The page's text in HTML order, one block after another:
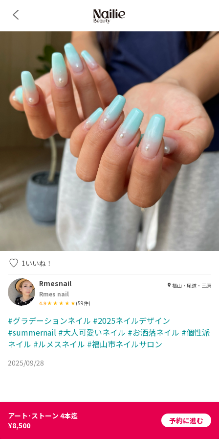
1いいね！
Rmesnail
Rmes nail
4.9 (59件)
福山・尾道・三原
#グラデーションネイル #2025ネイルデザイン
#summernail #大人可愛いネイル #お洒落ネイル #個性派
ネイル #ルメスネイル #福山市ネイルサロン
2025/09/28
アート･ストーン 4本迄
¥8,500
予約に進む